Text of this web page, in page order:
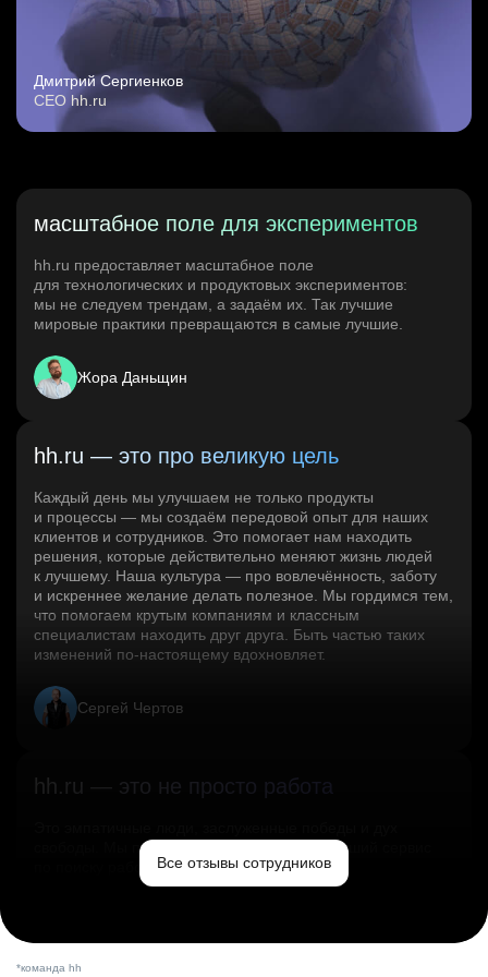
Дмитрий Сергиенков
CEO hh.ru
масштабное поле для экспериментов
hh.ru предоставляет масштабное поле
для технологических и продуктовых экспериментов:
мы не следуем трендам, а задаём их. Так лучшие
мировые практики превращаются в самые лучшие.
Жора Даньщин
hh.ru — это про великую цель
Каждый день мы улучшаем не только продукты
и процессы — мы создаём передовой опыт для наших
клиентов и сотрудников. Это помогает нам находить
решения, которые действительно меняют жизнь людей
к лучшему. Наша культура — про вовлечённость, заботу
и искреннее желание делать полезное. Мы гордимся тем,
что помогаем крутым компаниям и классным
специалистам находить друг друга. Быть частью таких
изменений по‑настоящему вдохновляет.
Сергей Чертов
hh.ru — это не просто работа
свободы. Мы помогаем миру и создаём лучший сервис
по поиску работы в стране.Все отзывы сотрудников
*команда hh